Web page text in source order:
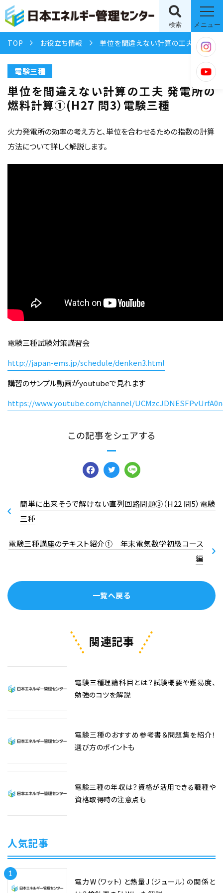
検索 メニュー
TOP お役立ち情報 単位を間違えない計算の工夫 発電所の燃料計算①(H27 問3）電験三種
電験三種
単位を間違えない計算の工夫 発電所の
燃料計算①(H27 問3）電験三種
火力発電所の効率の考え方と、単位を合わせるための指数の計算
方法について詳しく解説します。
電験三種試験対策講習会
http://japan-ems.jp/schedule/denken3.html
講習のサンプル動画がyoutubeで見れます
https://www.youtube.com/channel/
この記事をシェアする
Facebook
Twitter
簡単に出来そうで解けない直列回路問題③（H22 問5）電験
三種
一覧へ戻る
電験三種講座のテキスト紹介① 年末電気数学初級コース
編
関連記事
電験三種理論科目とは？試験概要や難易度、
勉強のコツを解説
電験三種のおすすめ参考書＆問題集を紹介！
選び方のポイントも
電験三種の年収は？資格が活用できる職種や
資格取得時の注意点も
人気記事
1
電力W（ワット）と熱量J（ジュール）の関係と